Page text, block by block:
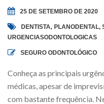
25 DE SETEMBRO DE 2020
DENTISTA, PLANODENTAL,
URGENCIASODONTOLOGICAS
SEGURO ODONTOLÓGICO
Conheça as principais
médicas, apesar de
com bastante frequência.